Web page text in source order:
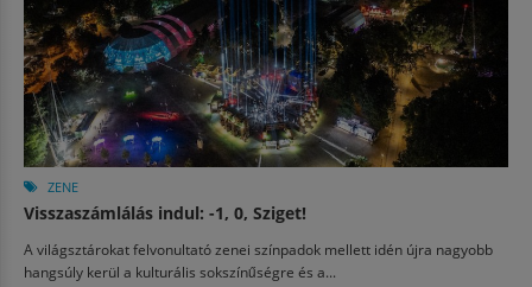
ZENE
Visszaszámlálás indul: -1, 0, Sziget!
A világsztárokat felvonultató zenei színpadok mellett idén újra nagyobb
hangsúly kerül a kulturális sokszínűségre és a...